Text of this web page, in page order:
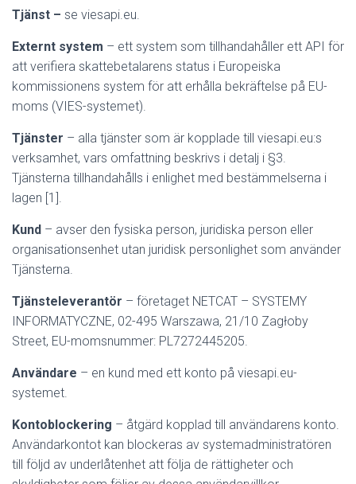
Tjänst – se viesapi.eu.
Externt system – ett system som tillhandahåller ett API för
att verifiera skattebetalarens status i Europeiska
kommissionens system för att erhålla bekräftelse på EU-
moms (VIES-systemet).
Tjänster – alla tjänster som är kopplade till viesapi.eu:s
verksamhet, vars omfattning beskrivs i detalj i §3.
Tjänsterna tillhandahålls i enlighet med bestämmelserna i
lagen [1].
Kund – avser den fysiska person, juridiska person eller
organisationsenhet utan juridisk personlighet som använder
Tjänsterna.
Tjänsteleverantör – företaget NETCAT – SYSTEMY
INFORMATYCZNE, 02-495 Warszawa, 21/10 Zagłoby
Street, EU-momsnummer: PL7272445205.
Användare – en kund med ett konto på viesapi.eu-
systemet.
Kontoblockering – åtgärd kopplad till användarens konto.
Användarkontot kan blockeras av systemadministratören
till följd av underlåtenhet att följa de rättigheter och